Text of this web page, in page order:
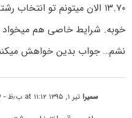
۱۳.۷۰ الان میتونم تو
خوبه. شرایط خاصی هم میخواد
نشم… جواب بدین خواهش
سمیراتیر ۱, ۱۳۹۵ at ۱۱:۱۲ ب٫ظ - Reply